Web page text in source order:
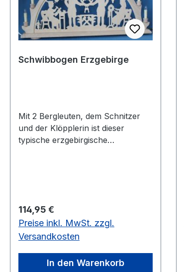
Schwibbogen Erzgebirge
Mit 2 Bergleuten, dem Schnitzer
und der Klöpplerin ist dieser
typische erzgebirgische
Regulärer Preis:
114,95 €
Preise inkl. MwSt. zzgl.
Versandkosten
In den Warenkorb